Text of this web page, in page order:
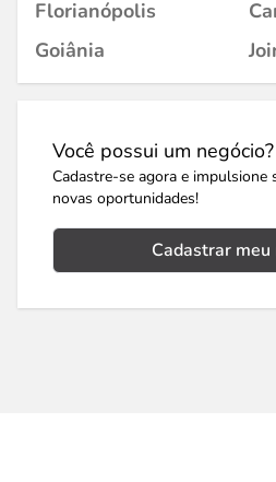
Florianópolis
Goiânia
Você possui um negócio?
Cadastre-se agora e impulsione
novas oportunidades!
Cadastrar meu